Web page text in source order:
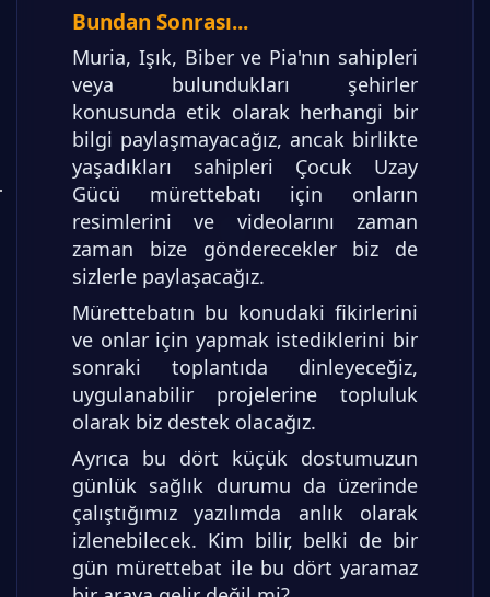
Bundan Sonrası...
Muria, Işık, Biber ve Pia'nın sahipleri
veya bulundukları şehirler
konusunda etik olarak herhangi bir
bilgi paylaşmayacağız, ancak birlikte
yaşadıkları sahipleri Çocuk Uzay
Gücü mürettebatı için onların
resimlerini ve videolarını zaman
zaman bize gönderecekler biz de
sizlerle paylaşacağız.
Mürettebatın bu konudaki fikirlerini
ve onlar için yapmak istediklerini bir
sonraki toplantıda dinleyeceğiz,
uygulanabilir projelerine topluluk
olarak biz destek olacağız.
Ayrıca bu dört küçük dostumuzun
günlük sağlık durumu da üzerinde
çalıştığımız yazılımda anlık olarak
izlenebilecek. Kim bilir, belki de bir
gün mürettebat ile bu dört yaramaz